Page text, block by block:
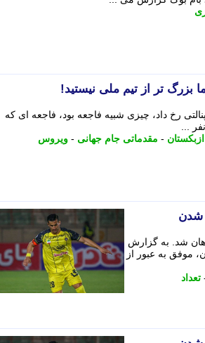
تر از تیم ملی نیستید!
رخ داد، چیزی شبیه فاجعه بود، فاجعه ای که
...
ازبکستان - مقدماتی جام جهانی - ویروس
شد. به گزارش
- کاپیتان سپاهان، موفق به عبور از
تعداد